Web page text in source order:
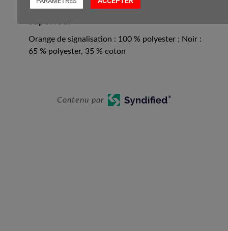
Composition du matériau du tissu
supérieur
Orange de signalisation : 100 % polyester ; Noir :
65 % polyester, 35 % coton
Contenu par